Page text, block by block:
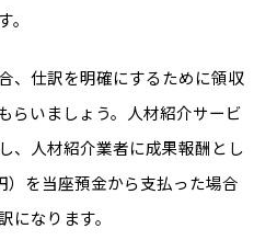
、仕訳を明確にするために領収
らいましょう。人材紹介サービ
、人材紹介業者に成果報酬とし
）を当座預金から支払った場合
になります。